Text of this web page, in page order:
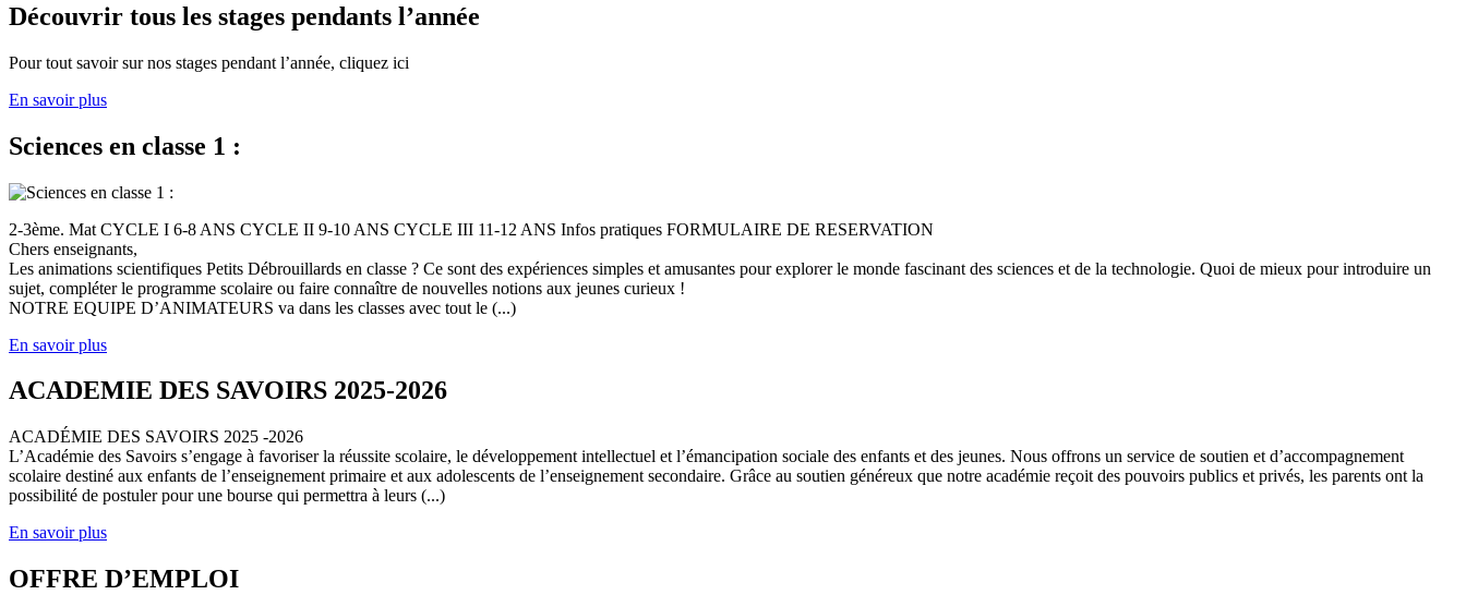
Découvrir tous les stages pendants l’année
Pour tout savoir sur nos stages pendant l’année, cliquez ici
En savoir plus
Sciences en classe 1 :
2-3ème. Mat CYCLE I 6-8 ANS CYCLE II 9-10 ANS CYCLE III 11-12 ANS Infos pratiques FORMULAIRE DE RESERVATION
Chers enseignants,
Les animations scientifiques Petits Débrouillards en classe ? Ce sont des expériences simples et amusantes pour explorer le monde fascinant des sciences et de la technologie. Quoi de mieux pour introduire un
sujet, compléter le programme scolaire ou faire connaître de nouvelles notions aux jeunes curieux !
NOTRE EQUIPE D’ANIMATEURS va dans les classes avec tout le (...)
En savoir plus
ACADEMIE DES SAVOIRS 2025-2026
ACADÉMIE DES SAVOIRS 2025 -2026
L’Académie des Savoirs s’engage à favoriser la réussite scolaire, le développement intellectuel et l’émancipation sociale des enfants et des jeunes. Nous offrons un service de soutien et d’accompagnement
scolaire destiné aux enfants de l’enseignement primaire et aux adolescents de l’enseignement secondaire. Grâce au soutien généreux que notre académie reçoit des pouvoirs publics et privés, les parents ont la
possibilité de postuler pour une bourse qui permettra à leurs (...)
En savoir plus
OFFRE D’EMPLOI